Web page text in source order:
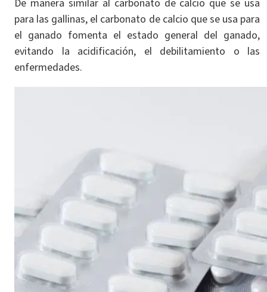
para las gallinas, el carbonato de calcio que se usa para
el ganado fomenta el estado general del ganado,
evitando la acidificación, el debilitamiento o las
enfermedades.